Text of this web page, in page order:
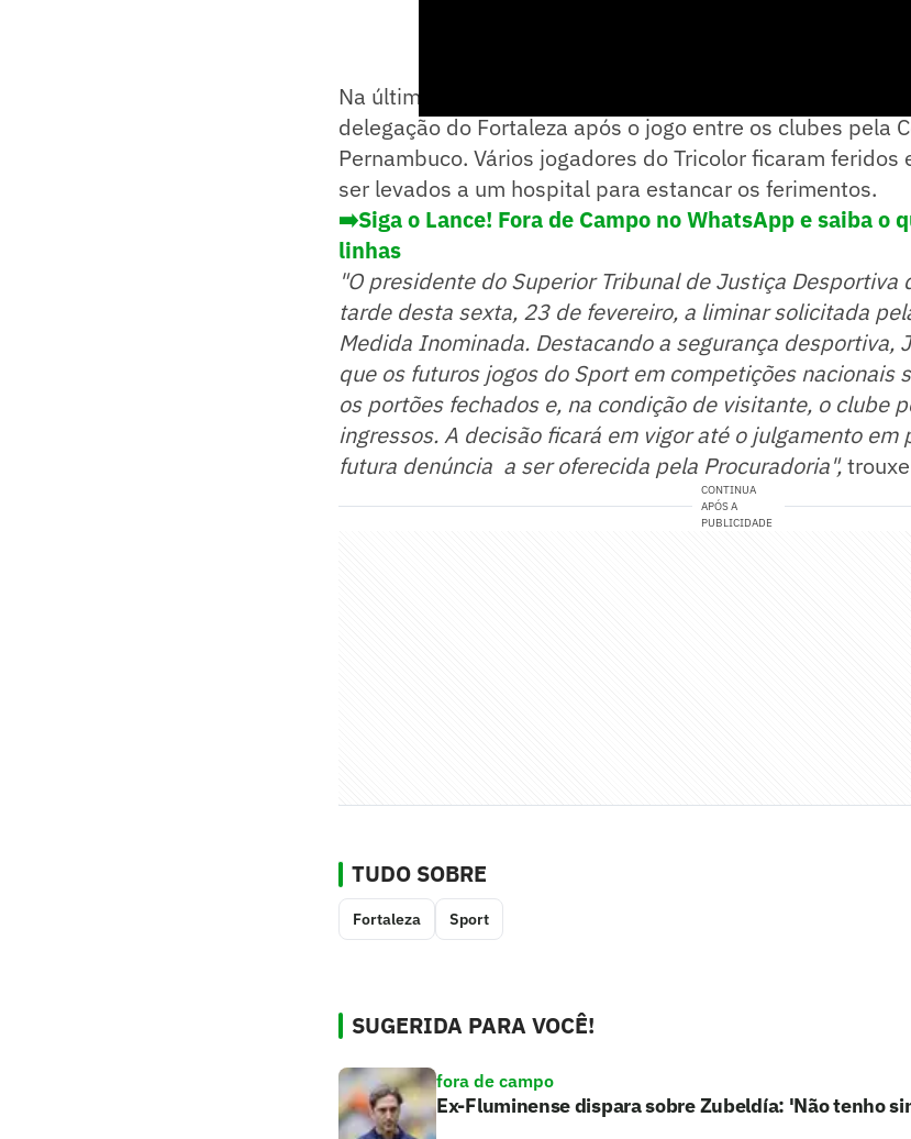
Na última quarta-feira (21), torcedores do Sport atacaram
delegação do Fortaleza após o jogo entre os clubes pela
Pernambuco. Vários jogadores do Tricolor ficaram feridos
ser levados a um hospital para estancar os ferimentos.
➡️Siga o Lance! Fora de Campo no WhatsApp e saiba o
linhas
"O presidente do Superior Tribunal de Justiça Desportiva
tarde desta sexta, 23 de fevereiro, a liminar solicitada
Medida Inominada. Destacando a segurança desportiva,
que os futuros jogos do Sport em competições nacionais
os portões fechados e, na condição de visitante, o clube
ingressos. A decisão ficará em vigor até o julgamento
futura denúncia a ser oferecida pela Procuradoria",
CONTINUA
APÓS A
PUBLICIDADE
TUDO SOBRE
Fortaleza Sport
SUGERIDA PARA VOCÊ!
fora de campo
Ex-Fluminense dispara sobre Zubeldía: 'Não tenho